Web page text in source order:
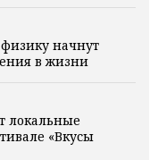
начнут
в жизни
локальные
«Вкусы